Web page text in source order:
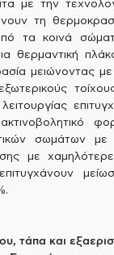
με την
τη
τα κοινά
θερμαντική
μειώνοντας
σωμάτων
με
τάπα και